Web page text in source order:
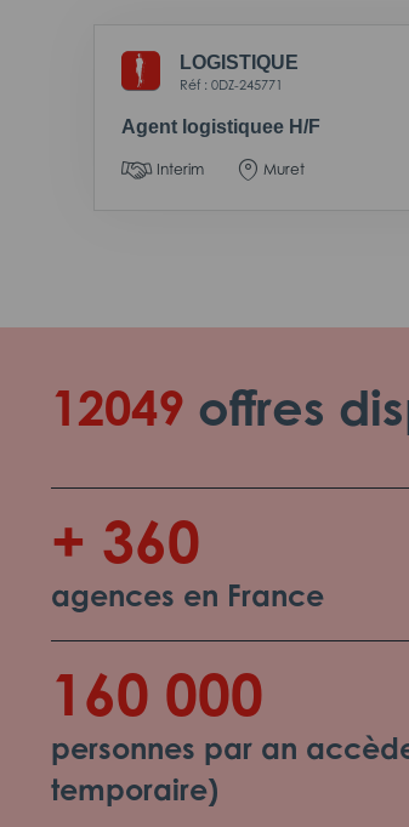
LOGISTIQUE
Réf : 0DZ-245771
Agent logistiquee H/F
Interim Muret
12049 offres
+ 360
agences en France
160 000
personnes par an
temporaire)